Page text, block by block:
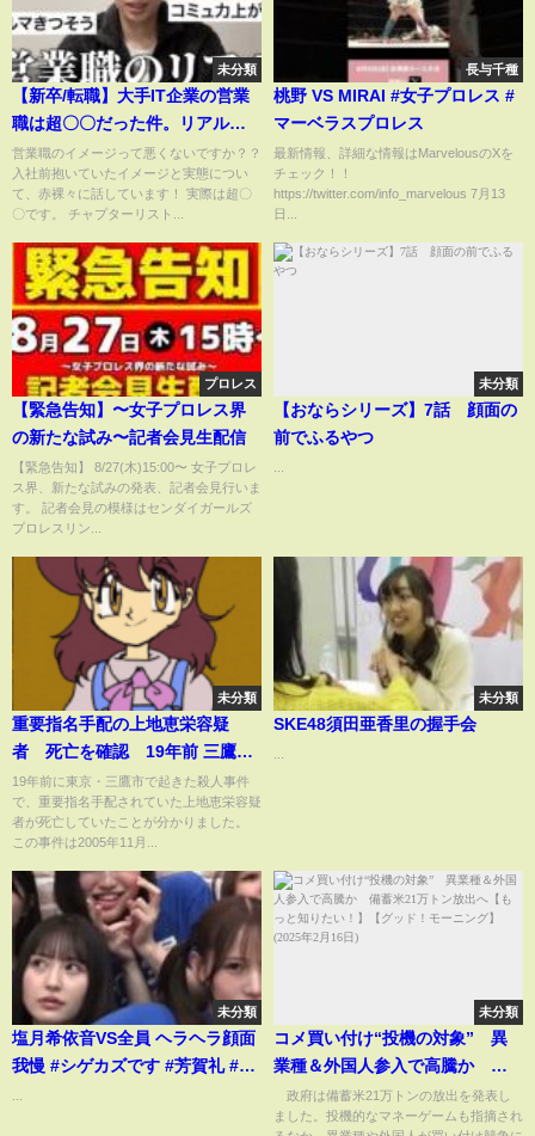
未分類
【新卒/転職】大手IT企業の営業
職は超〇〇だった件。リアルな
実態について話します。
営業職のイメージって悪くないですか？？
入社前抱いていたイメージと実態につい
て、赤裸々に話しています！ 実際は超〇
〇です。 チャプターリスト...
長与千種
桃野 VS MIRAI #女子プロレス #
マーベラスプロレス
最新情報、詳細な情報はMarvelousのXを
チェック！！
https://twitter.com/info_marvelous 7月13
日...
プロレス
【緊急告知】〜女子プロレス界
の新たな試み〜記者会見生配信
【緊急告知】 8/27(木)15:00〜 女子プロレ
ス界、新たな試みの発表、記者会見行いま
す。 記者会見の模様はセンダイガールズ
プロレスリン...
未分類
【おならシリーズ】7話 顔面の
前でふるやつ
未分類
重要指名手配の上地恵栄容疑
者 死亡を確認 19年前 三鷹の
殺人事件｜TBS NEWS DIG
19年前に東京・三鷹市で起きた殺人事件
で、重要指名手配されていた上地恵栄容疑
者が死亡していたことが分かりました。
この事件は2005年11月...
未分類
SKE48須田亜香里の握手会
未分類
塩月希依音VS全員 ヘラヘラ顔面
我慢 #シゲカズです #芳賀礼 #青
未分類
コメ買い付け“投機の対象” 異
業種＆外国人参入で高騰か 備
蓄米21万トン放出へ【もっと知
りたい！】【グッド！モーニン
政府は備蓄米21万トンの放出を発表し
ました。投機的なマネーゲームも指摘され